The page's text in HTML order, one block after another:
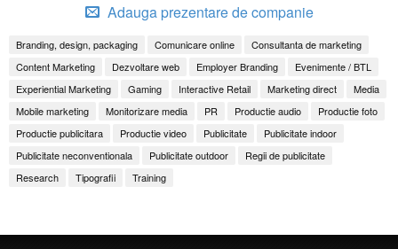
Adauga prezentare de companie
Branding, design, packaging Comunicare online
Consultanta de marketing
Content Marketing
Dezvoltare web Employer Branding
Evenimente / BTL
Experiential Marketing
Gaming Interactive Retail Marketing direct
Media
Mobile marketing
Monitorizare media PR Productie audio
Productie foto
Productie publicitara
Productie video Publicitate
Publicitate indoor
Publicitate neconventionala
Publicitate outdoor
Regii de publicitate
Research
Tipografii Training